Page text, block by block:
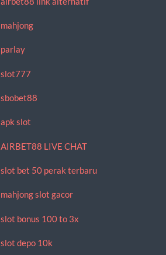
mahjong
parlay
slot777
sbobet88
apk slot
AIRBET88 LIVE CHAT
slot bet 50 perak terbaru
mahjong slot gacor
slot bonus 100 to 3x
slot depo 10k